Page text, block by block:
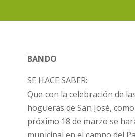
BANDO
SE HACE SABER:
Que con la celebración de
hogueras de San José,
próximo 18 de marzo se